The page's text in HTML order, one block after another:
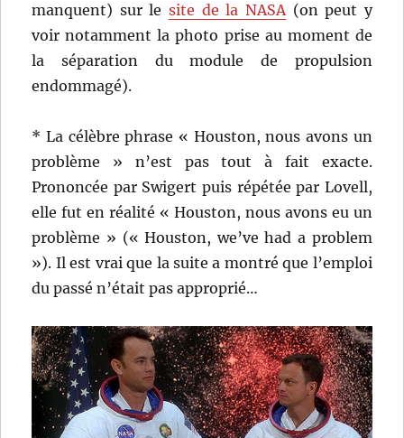
manquent) sur lesite de la NASA(on peut y
voir notamment la photo prise au moment de
la séparation du module de propulsion
endommagé).
* La célèbre phrase « Houston, nous avons un
problème » n’est pas tout à fait exacte.
Prononcée par Swigert puis répétée par Lovell,
elle fut en réalité « Houston, nous avons eu un
problème » (« Houston, we’ve had a problem
»). Il est vrai que la suite a montré que l’emploi
du passé n’était pas approprié…